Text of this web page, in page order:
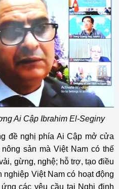
Ai Cập Ibrahim El-Seginy
đề nghị phía Ai Cập mở cửa
sản mà Việt Nam có thế
gừng, nghệ; hỗ trợ, tạo điều
Việt Nam có hoạt động
các yêu cầu tại Nghị định